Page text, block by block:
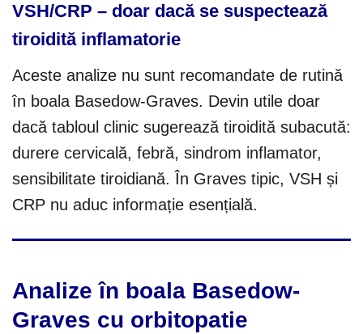
VSH/CRP – doar dacă se suspectează
tiroidită inflamatorie
Aceste analize nu sunt recomandate de rutină
în boala Basedow-Graves. Devin utile doar
dacă tabloul clinic sugerează tiroidită subacută:
durere cervicală, febră, sindrom inflamator,
sensibilitate tiroidiană. În Graves tipic, VSH și
CRP nu aduc informație esențială.
Analize în boala Basedow-
Graves cu orbitopatie